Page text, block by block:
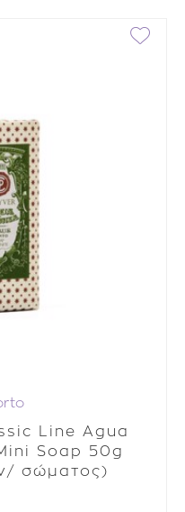
Line Agua
Soap 50g
σώματος)